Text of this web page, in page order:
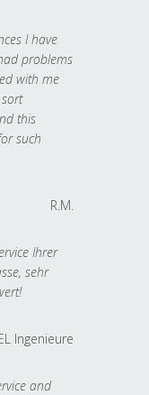
I have
problems
with me
this
such
R.M.
Ihrer
sehr
Ingenieure
and